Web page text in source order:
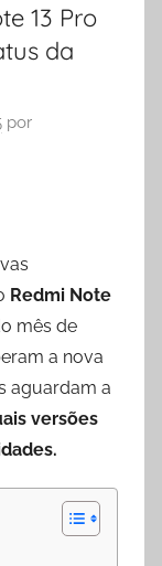
13 Pro
da
por
Redmi Note
mês de
a nova
aguardam a
versões